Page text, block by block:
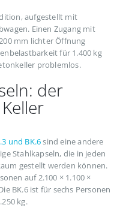
aufgestellt mit
Einen Zugang mit
mm lichter Öffnung
für 1.400 kg
problemlos.
der
und BK.6sind eine andere
Stahlkapseln, die in jeden
gestellt werden können.
auf 2.100 × 1.100 ×
BK.6 ist für sechs Personen
kg.